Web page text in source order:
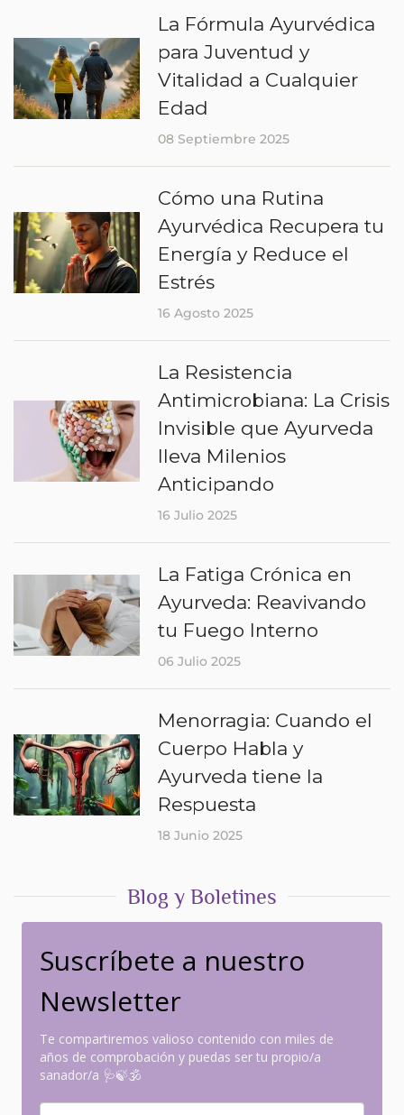
La Fórmula Ayurvédica
para Juventud y
Vitalidad a Cualquier
Edad
08 Septiembre 2025
Cómo una Rutina
Ayurvédica Recupera tu
Energía y Reduce el
Estrés
16 Agosto 2025
La Resistencia
Antimicrobiana: La Crisis
Invisible que Ayurveda
lleva Milenios
Anticipando
16 Julio 2025
La Fatiga Crónica en
Ayurveda: Reavivando
tu Fuego Interno
06 Julio 2025
Menorragia: Cuando el
Cuerpo Habla y
Ayurveda tiene la
Respuesta
18 Junio 2025
Blog y Boletines
Suscríbete a nuestro
Newsletter
Te compartiremos valioso contenido con miles de
años de comprobación y puedas ser tu propio/a
sanador/a 🩺🍃🕉